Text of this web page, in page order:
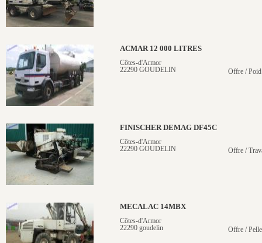
ACMAR 12 000 LITRES
Côtes-d'Armor
22290 GOUDELIN
Offre /
FINISCHER DEMAG DF45C
Côtes-d'Armor
22290 GOUDELIN
Offre /
MECALAC 14MBX
Côtes-d'Armor
22290 goudelin
Offre /